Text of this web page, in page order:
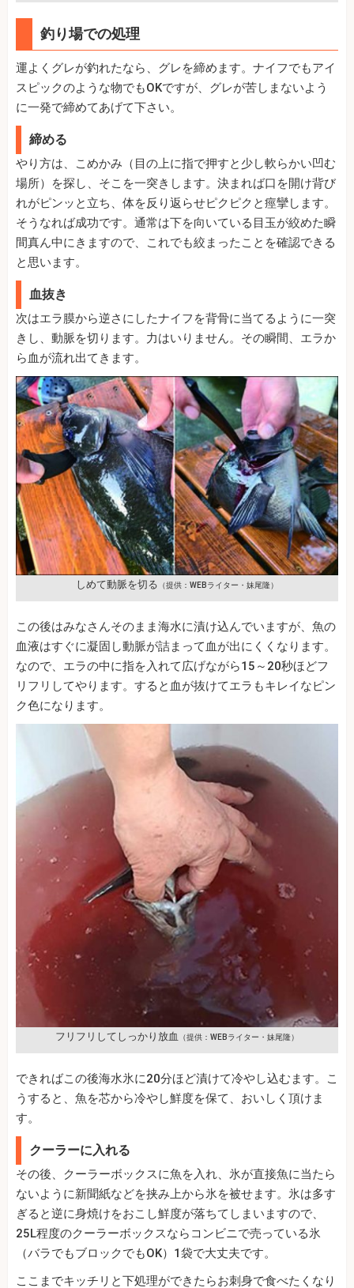
釣り場での処理
運よくグレが釣れたなら、グレを締めます。ナイフでもアイ
スピックのような物でもOKですが、グレが苦しまないよう
に一発で締めてあげて下さい。
締める
やり方は、こめかみ（目の上に指で押すと少し軟らかい凹む
場所）を探し、そこを一突きします。決まれば口を開け背び
れがピンッと立ち、体を反り返らせピクピクと痙攣します。
そうなれば成功です。通常は下を向いている目玉が絞めた瞬
間真ん中にきますので、これでも絞まったことを確認できる
と思います。
血抜き
次はエラ膜から逆さにしたナイフを背骨に当てるように一突
きし、動脈を切ります。力はいりません。その瞬間、エラか
ら血が流れ出てきます。
しめて動脈を切る （提供：WEBライター・妹尾隆）
この後はみなさんそのまま海水に漬け込んでいますが、魚の
血液はすぐに凝固し動脈が詰まって血が出にくくなります。
なので、エラの中に指を入れて広げながら15～20秒ほどフ
リフリしてやります。すると血が抜けてエラもキレイなピン
ク色になります。
フリフリしてしっかり放血 （提供：WEBライター・妹尾隆）
できればこの後海水氷に20分ほど漬けて冷やし込むます。こ
うすると、魚を芯から冷やし鮮度を保て、おいしく頂けま
す。
クーラーに入れる
その後、クーラーボックスに魚を入れ、氷が直接魚に当たら
ないように新聞紙などを挟み上から氷を被せます。氷は多す
ぎると逆に身焼けをおこし鮮度が落ちてしまいますので、
25L程度のクーラーボックスならコンビニで売っている氷
（バラでもブロックでもOK）1袋で大丈夫です。
ここまでキッチリと下処理ができたらお刺身で食べたくなり